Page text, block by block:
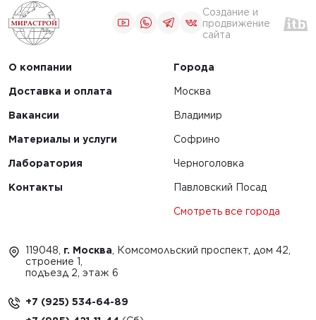
Создание и
продвижение
сайта
О компании
Доставка и оплата
Вакансии
Материалы и услуги
Лаборатория
Контакты
Города
Москва
Владимир
Софрино
Черноголовка
Павловский Посад
Смотреть все города
119048, г. Москва , Комсомольский проспект, дом 42,
строение 1,
подъезд 2, этаж 6
+7 (925) 534-64-89